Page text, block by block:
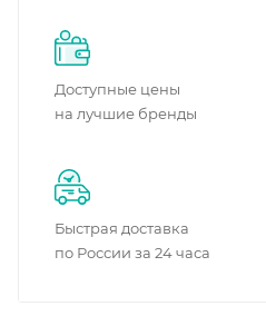
Доступные цены
на лучшие бренды
Быстрая доставка
по России за 24 часа